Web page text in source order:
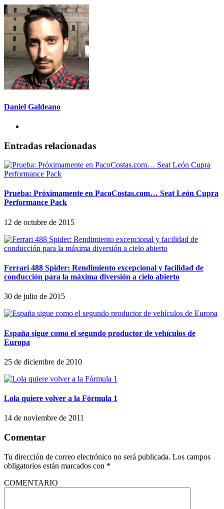
Daniel Galdeano
Entradas relacionadas
Prueba: Próximamente en PacoCostas.com… Seat León Cupra
Performance Pack
12 de octubre de 2015
Ferrari 488 Spider: Rendimiento excepcional y facilidad de
conducción para la máxima diversión a cielo abierto
30 de julio de 2015
España sigue como el segundo productor de vehículos de
Europa
25 de diciembre de 2010
Lola quiere volver a la Fórmula 1
14 de noviembre de 2011
Comentar
Tu dirección de correo electrónico no será publicada. Los campos
obligatorios están marcados con *
COMENTARIO